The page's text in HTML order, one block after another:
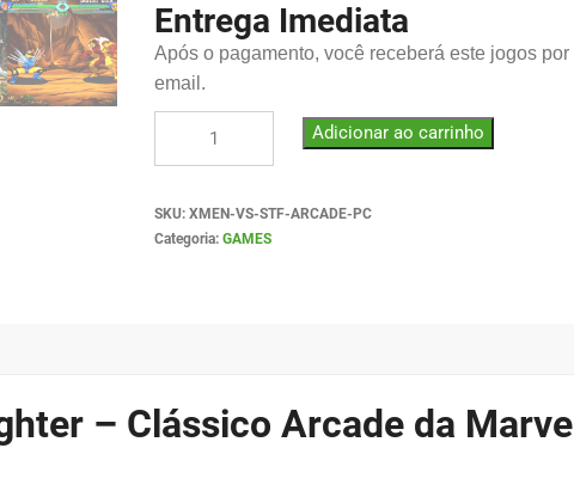
Entrega Imediata
Após o pagamento, você receberá este jogos por
email.
Adicionar ao carrinho
SKU: XMEN-VS-STF-ARCADE-PC
Categoria: GAMES
– Clássico Arcade da Marvel